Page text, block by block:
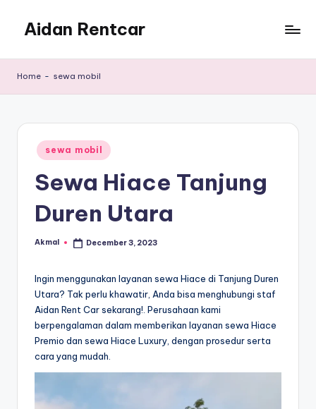
content
Aidan Rentcar
Murah
Home - sewa mobil
Posted
in
sewa mobil
Sewa Hiace Tanjung
Duren Utara
Posted
Akmal December 3, 2023
Ingin menggunakan layanan sewa Hiace di Tanjung Duren
Utara? Tak perlu khawatir, Anda bisa menghubungi staf
Aidan Rent Car sekarang!. Perusahaan kami
berpengalaman dalam memberikan layanan sewa Hiace
Premio dan sewa Hiace Luxury, dengan prosedur serta
cara yang mudah.